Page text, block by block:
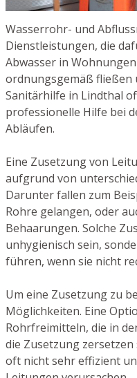
Wasserrohr- und
Dienstleistungen, die
Abwasser in
ordnungsgemäß fließen
Sanitärhilfe in Lindthal
professionelle Hilfe bei
Abläufen.
Eine Zusetzung von
aufgrund von
Darunter fallen zum
Rohre gelangen, oder
Behaarungen. Solche
unhygienisch sein,
führen, wenn sie nicht
Um eine Zusetzung zu
Möglichkeiten. Eine
Rohrfreimitteln, die in
die Zusetzung
oft nicht sehr effizient